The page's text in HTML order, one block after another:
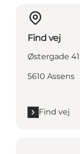
Find vej
Østergade 41
5610 Assens
Find vej